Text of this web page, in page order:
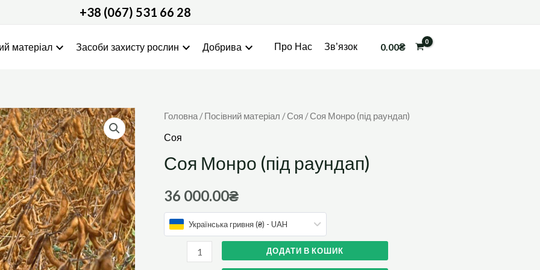
+38 (067) 531 66 28
матеріалexpand_more Засоби захисту рослин expand_more Добриваexpand_more Про Нас Зв’язок 0.00₴
Головна /Посівний матеріал /Соя / Соя Монро (під раундап)
Соя
Соя Монро (під раундап)
36 000.00₴
Українська гривня (₴) - UAH
Соя
Монро
раундап)
ДОДАТИ В КОШИК